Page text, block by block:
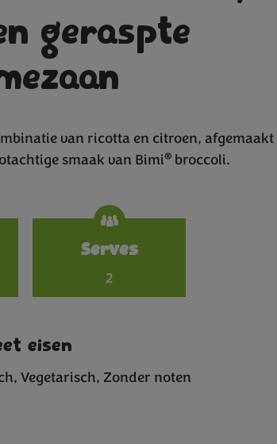
geraspte
van ricotta en citroen, afgemaakt
smaak van Bimi® broccoli.
Specifications
Serves
2
eisen
Vegetarisch Zonder noten